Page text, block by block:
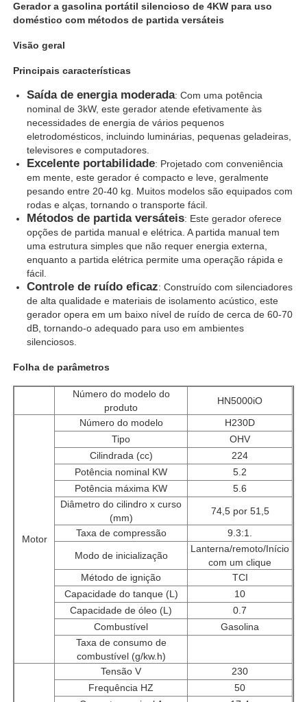
Produtos
Visita à fábrica
Controle de qualidade
Contacte-nos
Casos
grupo de gerador diesel silencioso
Conjunto de geradores a diesel
conjunto de geradores de gasolina
grupo de gerador do cng
Acessórios para geradores
Veículo de iluminação móvel
Gerador a gasolina portátil silencioso de 4KW para uso
doméstico com métodos de partida versáteis
Visão geral
Principais características
Saída de energia moderada: Com uma potência
nominal de 3kW, este gerador atende efetivamente às
necessidades de energia de vários pequenos
eletrodomésticos, incluindo luminárias, pequenas geladeiras,
televisores e computadores.
Excelente portabilidade: Projetado com conveniência
em mente, este gerador é compacto e leve, geralmente
pesando entre 20-40 kg. Muitos modelos são equipados com
rodas e alças, tornando o transporte fácil.
Métodos de partida versáteis: Este gerador oferece
opções de partida manual e elétrica. A partida manual tem
uma estrutura simples que não requer energia externa,
enquanto a partida elétrica permite uma operação rápida e
fácil.
Controle de ruído eficaz: Construído com silenciadores
de alta qualidade e materiais de isolamento acústico, este
gerador opera em um baixo nível de ruído de cerca de 60-70
dB, tornando-o adequado para uso em ambientes
silenciosos.
Folha de parâmetros
Número do modelo do
produto
HN5000iO
Motor
Número do modelo
H230D
Tipo
OHV
Cilindrada (cc)
224
Potência nominal KW
5.2
Potência máxima KW
5.6
Diâmetro do cilindro x curso
(mm)
74,5 por 51,5
Taxa de compressão
9.3:1.
Modo de inicialização
Lanterna/remoto/Início
com um clique
Método de ignição
TCI
Capacidade do tanque (L)
10
Capacidade de óleo (L)
0.7
Combustível
Gasolina
Taxa de consumo de
combustível (g/kw.h)
Tensão V
230
Frequência HZ
50